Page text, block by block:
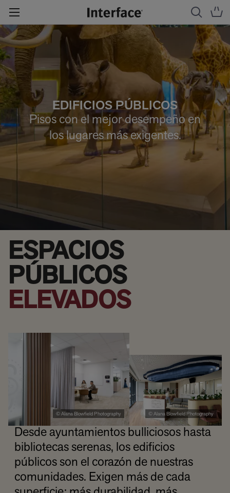
EDIFICIOS PÚBLICOS
Pisos con el mejor desempeño en
los lugares más exigentes.
ESPACIOS
PÚBLICOS
ELEVADOS
© Alana Blowfield Photography © Alana Blowfield Photography
Desde ayuntamientos bulliciosos hasta
bibliotecas serenas, los edificios
públicos son el corazón de nuestras
comunidades. Exigen más de cada